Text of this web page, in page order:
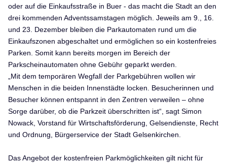
oder auf die Einkaufsstraße in Buer - das macht die Stadt an den
drei kommenden Adventssamstagen möglich. Jeweils am 9., 16.
und 23. Dezember bleiben die Parkautomaten rund um die
Einkaufszonen abgeschaltet und ermöglichen so ein kostenfreies
Parken. Somit kann bereits morgen im Bereich der
Parkscheinautomaten ohne Gebühr geparkt werden.
„Mit dem temporären Wegfall der Parkgebühren wollen wir
Menschen in die beiden Innenstädte locken. Besucherinnen und
Besucher können entspannt in den Zentren verweilen – ohne
Sorge darüber, ob die Parkzeit überschritten ist“, sagt Simon
Nowack, Vorstand für Wirtschaftsförderung, Gelsendienste, Recht
und Ordnung, Bürgerservice der Stadt Gelsenkirchen.
Das Angebot der kostenfreien Parkmöglichkeiten gilt nicht für